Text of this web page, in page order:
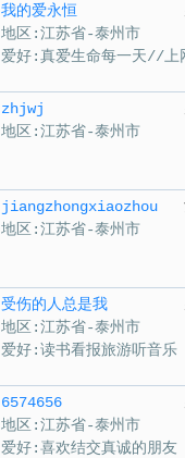
我的爱永恒
地区:江苏省-泰州市
爱好:真爱生命每一天//上
zhjwj
地区:江苏省-泰州市
jiangzhongxiaozhou
地区:江苏省-泰州市
受伤的人总是我
地区:江苏省-泰州市
爱好:读书看报旅游听音乐
6574656
地区:江苏省-泰州市
爱好:喜欢结交真诚的朋友